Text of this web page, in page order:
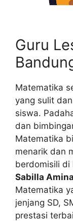
Guru
Matematika
yang sulit
siswa.
dan
Matematika
menarik dan
berdomisili di
Sabilla
Matematika
jenjang SD,
prestasi